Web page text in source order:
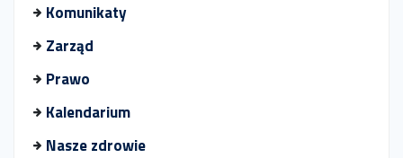
Komunikaty
Zarząd
Prawo
Kalendarium
Nasze zdrowie